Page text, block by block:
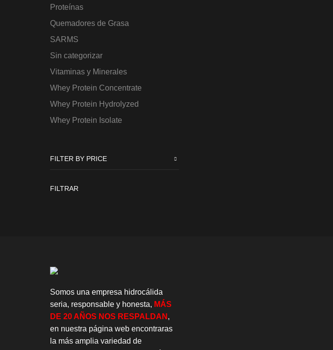
Proteínas
Quemadores de Grasa
SARMS
Sin categorizar
Vitaminas y Minerales
Whey Protein Concentrate
Whey Protein Hydrolyzed
Whey Protein Isolate
FILTER BY PRICE
FILTRAR
Somos una empresa hidrocálida
seria, responsable y honesta, MÁS
DE 20 AÑOS NOS RESPALDAN ,
en nuestra página web encontraras
la más amplia variedad de